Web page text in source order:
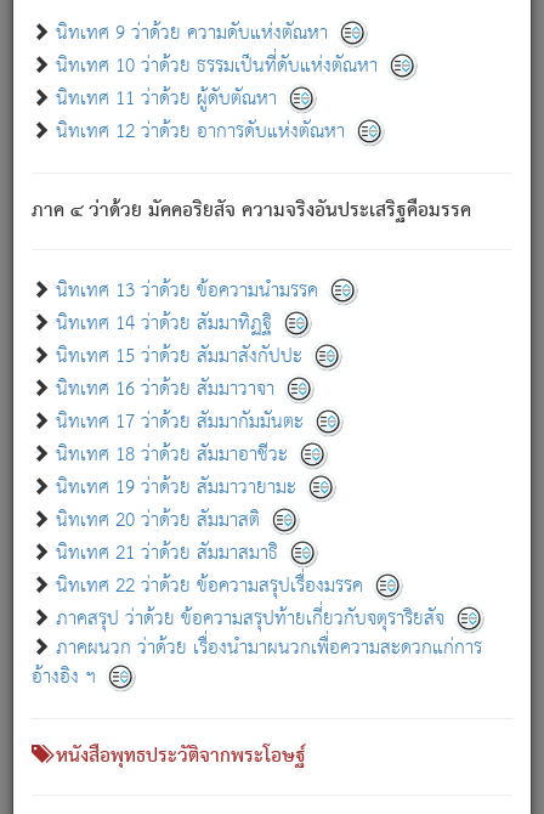
นิทเทศ 9 ว่าด้วย ความดับแห่งตัณหา
นิทเทศ 10 ว่าด้วย ธรรมเป็นที่ดับแห่งตัณหา
นิทเทศ 11 ว่าด้วย ผู้ดับตัณหา
นิทเทศ 12 ว่าด้วย อาการดับแห่งตัณหา
ภาค ๔ ว่าด้วย มัคคอริยสัจ ความจริงอันประเสริฐคือมรรค
นิทเทศ 13 ว่าด้วย ข้อความนำมรรค
นิทเทศ 14 ว่าด้วย สัมมาทิฏฐิ
นิทเทศ 15 ว่าด้วย สัมมาสังกัปปะ
นิทเทศ 16 ว่าด้วย สัมมาวาจา
นิทเทศ 17 ว่าด้วย สัมมากัมมันตะ
นิทเทศ 18 ว่าด้วย สัมมาอาชีวะ
นิทเทศ 19 ว่าด้วย สัมมาวายามะ
นิทเทศ 20 ว่าด้วย สัมมาสติ
นิทเทศ 21 ว่าด้วย สัมมาสมาธิ
นิทเทศ 22 ว่าด้วย ข้อความสรุปเรื่องมรรค
ภาคสรุป ว่าด้วย ข้อความสรุปท้ายเกี่ยวกับจตุราริยสัจ
ภาคผนวก ว่าด้วย เรื่องนำมาผนวกเพื่อความสะดวกแก่การ
อ้างอิง ฯ
หนังสือพุทธประวัติจากพระโอษฐ์
- อุ.ขุ. ๒๕/๑๒๑/๘๔.
(ข้อความนี้ เป็นพระพุทธอุทานที่ทรงเปล่งออก ที่โคนต้นโพธิ์
เป็นที่ตรัสรู้ เมื่อตรัสรู้แล้วได้ 7 วัน)
เกี่ยวกับธรรมโฆษณ์ออนไลน์ (Disclaimer)
แม้ระบบ "ธรรมโฆษณ์ออนไลน์" พยายามปรับปรุงข้อมูลให้ถูกต้องมากที่สุด
ผู้ศึกษาก็พึงตรวจสอบกับตัวเล่มหนังสือต้นฉบับ ที่มีการพิมพ์ครั้งล่าสุด
ก่อนนำข้อมูลไปใช้ในการอ้างอิง"
เกี่ยวกับอัตถจารี|เกี่ยวกับการพัฒนา|แจ้งข้อผิดพลาด / แนะนำ
หนังสือที่เกี่ยวข้อง